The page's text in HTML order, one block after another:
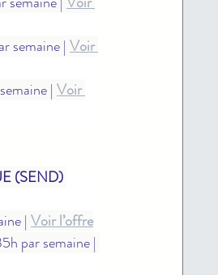
semaine | Voir
| Voir
(SEND)
| Voir l’offre
par semaine |